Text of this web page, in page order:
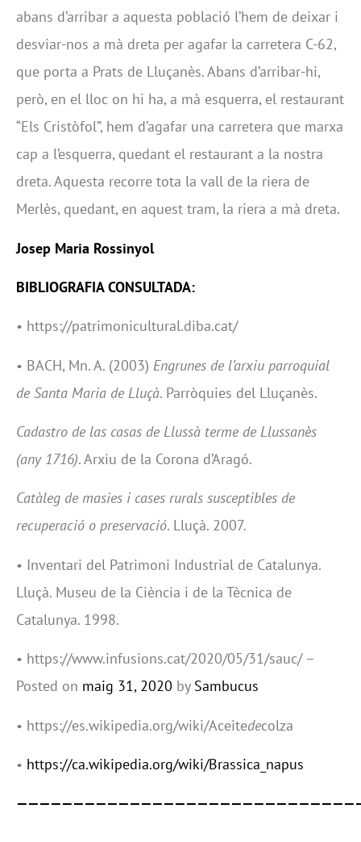
abans d’arribar a aquesta població l’hem de deixar i
desviar-nos a mà dreta per agafar la carretera C-62,
que porta a Prats de Lluçanès. Abans d’arribar-hi,
però, en el lloc on hi ha, a mà esquerra, el restaurant
“Els Cristòfol”, hem d’agafar una carretera que marxa
cap a l’esquerra, quedant el restaurant a la nostra
dreta. Aquesta recorre tota la vall de la riera de
Merlès, quedant, en aquest tram, la riera a mà dreta.
Josep Maria Rossinyol
BIBLIOGRAFIA CONSULTADA:
• https://patrimonicultural.diba.cat/
• BACH, Mn. A. (2003) Engrunes de l’arxiu parroquial
de Santa Maria de Lluçà. Parròquies del Lluçanès.
Cadastro de las casas de Llussà terme de Llussanès
(any 1716). Arxiu de la Corona d’Aragó.
Catàleg de masies i cases rurals susceptibles de
recuperació o preservació. Lluçà. 2007.
• Inventari del Patrimoni Industrial de Catalunya.
Lluçà. Museu de la Ciència i de la Tècnica de
Catalunya. 1998.
• https://www.infusions.cat/2020/05/31/sauc/ –
Posted on maig 31, 2020 by Sambucus
• https://es.wikipedia.org/wiki/Aceitedecolza
• https://ca.wikipedia.org/wiki/Brassica_napus